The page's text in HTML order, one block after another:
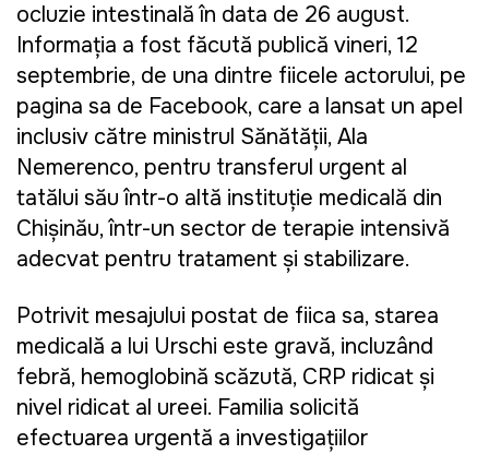
ocluzie intestinală în data de 26 august.
Informația a fost făcută publică vineri, 12
septembrie, de una dintre fiicele actorului, pe
pagina sa de Facebook, care a lansat un apel
inclusiv către ministrul Sănătăţii, Ala
Nemerenco, pentru transferul urgent al
tatălui său într-o altă instituție medicală din
Chișinău, într-un sector de terapie intensivă
adecvat pentru tratament și stabilizare.
Potrivit mesajului postat de fiica sa, starea
medicală a lui Urschi este gravă, incluzând
febră, hemoglobină scăzută, CRP ridicat și
nivel ridicat al ureei. Familia solicită
efectuarea urgentă a investigațiilor